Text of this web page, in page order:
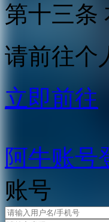
第十三条
请前往个
立即前往
阿牛账号
账号